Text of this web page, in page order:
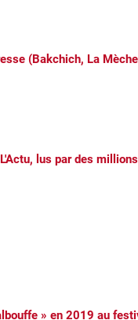
(Bakchich, La
lus par des
» en 2019 au